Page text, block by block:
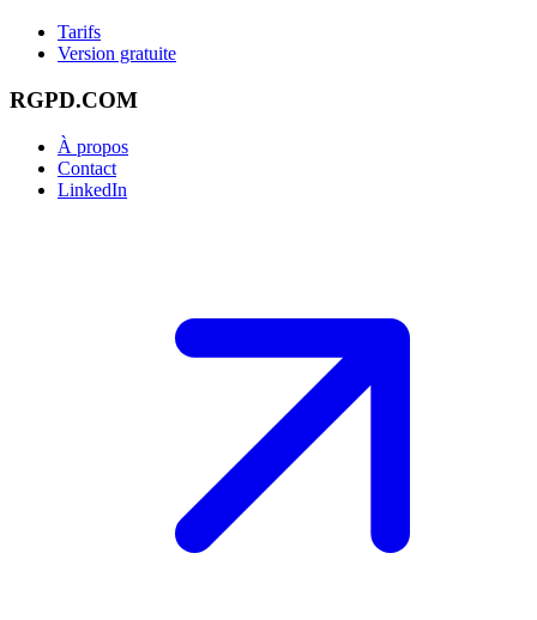
Tarifs
Version gratuite
RGPD.COM
À propos
Contact
LinkedIn